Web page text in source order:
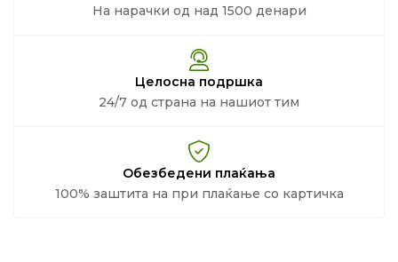
На нарачки од над 1500 денари
Целосна подршка
24/7 од страна на нашиот тим
Обезбедени плаќања
100% заштита на при плаќање со картичка